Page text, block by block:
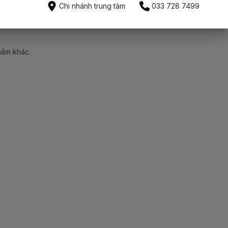
khác.
Chi nhánh trung tâm 033 728 7499